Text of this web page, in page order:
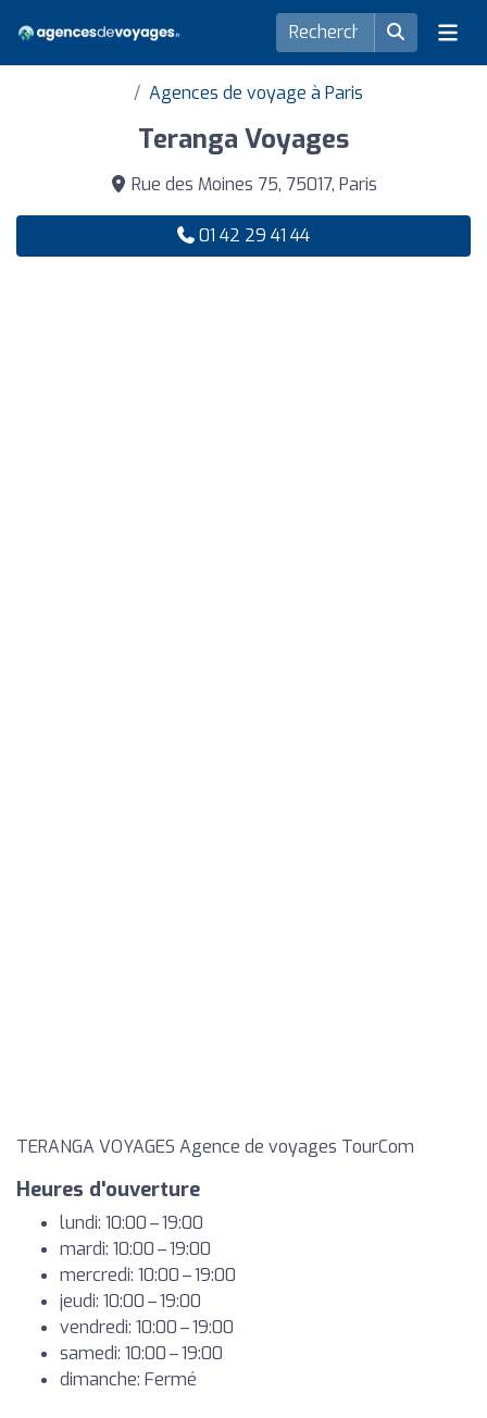
Agences de voyage à Paris
Teranga Voyages
Rue des Moines 75, 75017, Paris
01 42 29 41 44
TERANGA VOYAGES Agence de voyages TourCom
Heures d'ouverture
lundi: 10:00 – 19:00
mardi: 10:00 – 19:00
mercredi: 10:00 – 19:00
jeudi: 10:00 – 19:00
vendredi: 10:00 – 19:00
samedi: 10:00 – 19:00
dimanche: Fermé